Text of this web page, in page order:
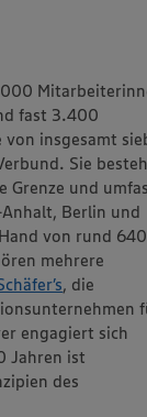
fast 3.400
insgesamt
Sie
Grenze und
Berlin und
von rund 640
mehrere
, die
engagiert sich
Jahren ist
des